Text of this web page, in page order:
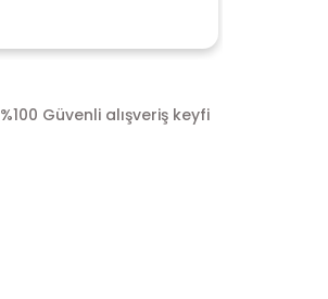
%100 Güvenli alışveriş keyfi